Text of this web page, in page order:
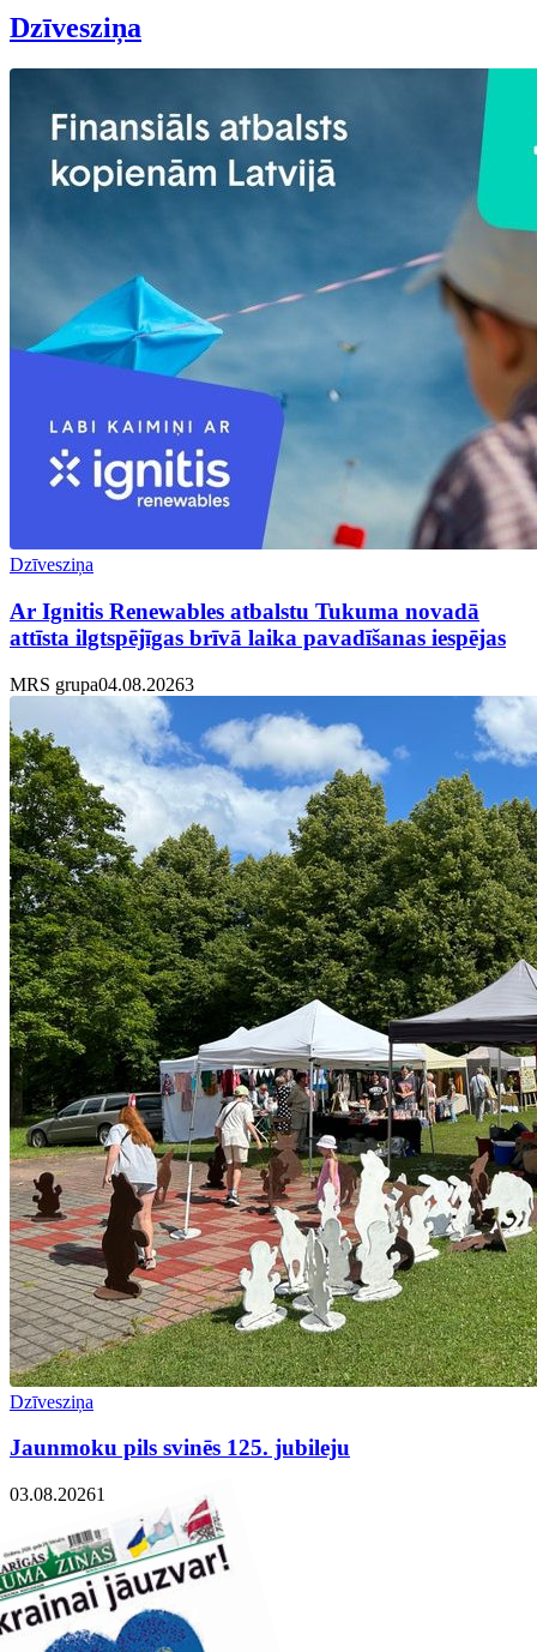
Dzīvesziņa
Dzīvesziņa
Ar Ignitis Renewables atbalstu Tukuma novadā
attīsta ilgtspējīgas brīvā laika pavadīšanas iespējas
MRS grupa04.08.20263
Dzīvesziņa
Jaunmoku pils svinēs 125. jubileju
03.08.20261